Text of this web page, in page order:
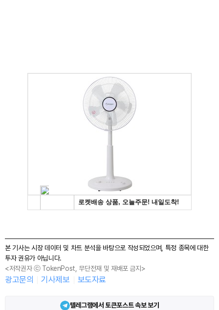
본 기사는 시장 데이터 및 차트 분석을 바탕으로 작성되었으며, 특정 종목에 대한
투자 권유가 아닙니다.
<저작권자 ⓒ TokenPost, 무단전재 및 재배포 금지>
광고문의 기사제보 보도자료
텔레그램에서 토큰포스트 속보 보기